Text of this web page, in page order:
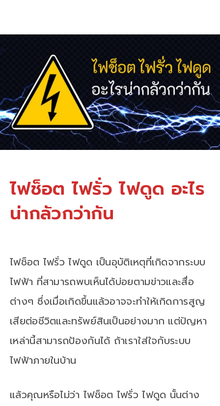
ไฟช็อต ไฟรั่ว ไฟดูด อะไร
น่ากลัวกว่ากัน
ไฟช็อต ไฟรั่ว ไฟดูด เป็นอุบัติเหตุที่เกิดจากระบบ
ไฟฟ้า ที่สามารถพบเห็นได้บ่อยตามข่าวและสื่อ
ต่างๆ ซึ่งเมื่อเกิดขึ้นแล้วอาจจะทำให้เกิดการสูญ
เสียต่อชีวิตและทรัพย์สินเป็นอย่างมาก แต่ปัญหา
เหล่านี้สามารถป้องกันได้ ถ้าเราใส่ใจกับระบบ
ไฟฟ้าภายในบ้าน
แล้วคุณหรือไม่ว่า ไฟช็อต ไฟรั่ว ไฟดูด นั้นต่าง